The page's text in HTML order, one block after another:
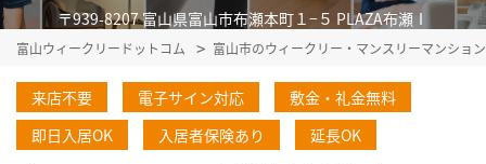
〒939-8207 富山県富山市布瀬本町１−５ PLAZA布瀬Ⅰ
富山ウィークリードットコム 富山市のウィークリー・マンスリーマンショ
来店不要 電子サイン対応
敷金・礼金無料
即日入居OK
入居者保険あり 延長OK